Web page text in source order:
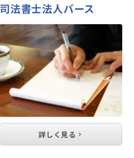
司法書士法人バース
詳しく見る